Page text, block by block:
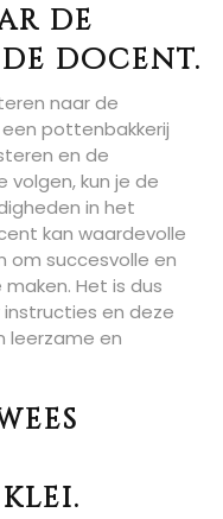
de
docent.
naar de
pottenbakkerij
en de
kun je de
in het
kan waardevolle
om succesvolle en
Het is dus
en deze
leerzame en